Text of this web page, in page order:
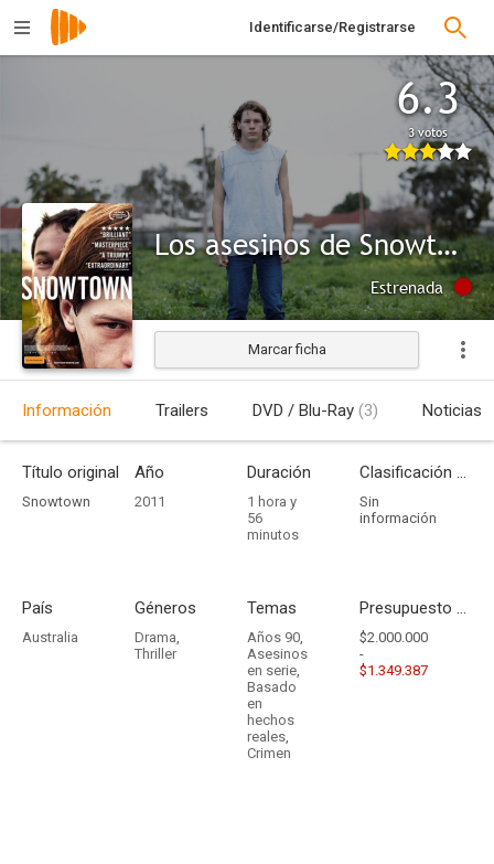
Identificarse/Registrarse
6.3
3 votos
Los asesinos de Snowtown
Estrenada
Marcar ficha
Información Trailers DVD / Blu-Ray (3) Noticias
Título original
Snowtown
Año
2011
Duración
1 hora y
56
minutos
Clasificación por edades
Sin
información
País
Australia
Géneros
Drama,
Thriller
Temas
Años 90,
Asesinos
en serie,
Basado
en
hechos
reales,
Crimen
Presupuesto - Ingresos
$2.000.000
-
$1.349.387